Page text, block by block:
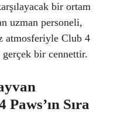
bir ortam
uzman personeli,
atmosferiyle Club 4
bir cennettir.
Paws’ın Sıra